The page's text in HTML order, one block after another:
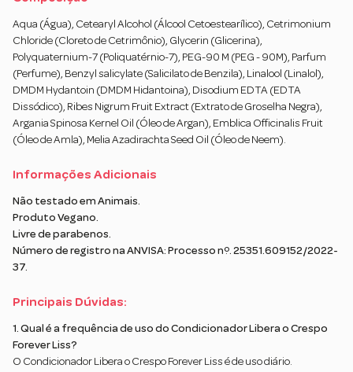
Aqua (Água), Cetearyl Alcohol (Álcool Cetoestearílico), Cetrimonium
Chloride (Cloreto de Cetrimônio), Glycerin (Glicerina),
Polyquaternium-7 (Poliquatérnio-7), PEG-90 M (PEG - 90M), Parfum
(Perfume), Benzyl salicylate (Salicilato de Benzila), Linalool (Linalol),
DMDM Hydantoin (DMDM Hidantoina), Disodium EDTA (EDTA
Dissódico), Ribes Nigrum Fruit Extract (Extrato de Groselha Negra),
Argania Spinosa Kernel Oil (Óleo de Argan), Emblica Officinalis Fruit
(Óleo de Amla), Melia Azadirachta Seed Oil (Óleo de Neem).
Informações Adicionais
Não testado em Animais.
Produto Vegano.
Livre de parabenos.
Número de registro na ANVISA: Processo nº. 25351.609152/2022-
37.
Principais Dúvidas:
1. Qual é a frequência de uso do Condicionador Libera o Crespo
Forever Liss?
O Condicionador Libera o Crespo Forever Liss é de uso diário.